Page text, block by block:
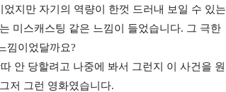
지만 자기의 역량이 한껏 드러내 보일 수 있는
미스캐스팅 같은 느낌이 들었습니다. 그 극한
낌이었달까요?
안 당할려고 나중에 봐서 그런지 이 사건을 원
저 그런 영화였습니다.